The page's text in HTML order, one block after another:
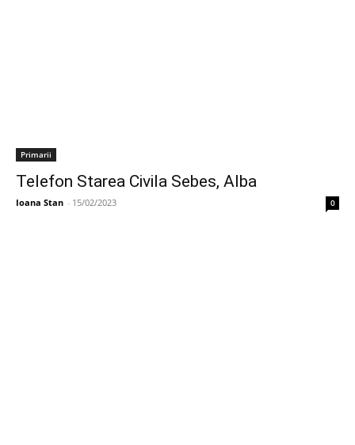
Primarii
Telefon Starea Civila Sebes, Alba
Ioana Stan - 15/02/2023 0